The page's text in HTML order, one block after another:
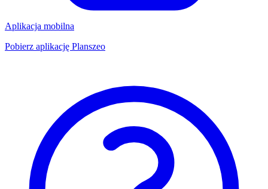
Aplikacja mobilna
Pobierz aplikację Planszeo